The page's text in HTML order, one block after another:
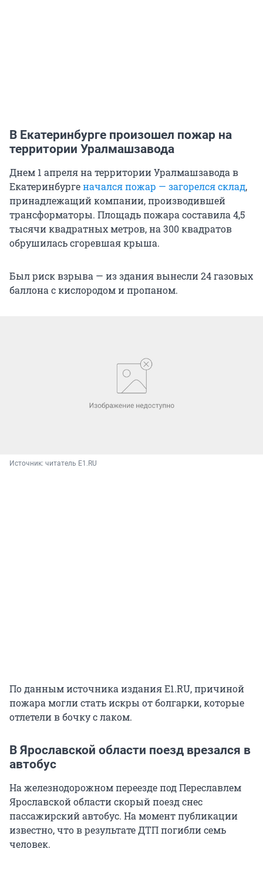
В Екатеринбурге произошел пожар на
территории Уралмашзавода
Днем 1 апреля на территории Уралмашзавода в
Екатеринбургеначался пожар — загорелся склад,
принадлежащий компании, производившей
трансформаторы. Площадь пожара составила 4,5
тысячи квадратных метров, на 300 квадратов
обрушилась сгоревшая крыша.
Был риск взрыва — из здания вынесли 24 газовых
баллона с кислородом и пропаном.
Источник: читатель E1.RU
По данным источника издания E1.RU, причиной
пожара могли стать искры от болгарки, которые
отлетели в бочку с лаком.
В Ярославской области поезд врезался в
автобус
На железнодорожном переезде под Переславлем
Ярославской области скорый поезд снес
пассажирский автобус. На момент публикации
известно, что в результате ДТП погибли семь
человек.